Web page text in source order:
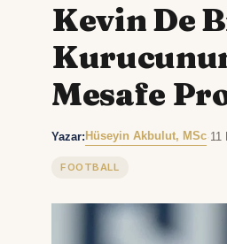
Kevin De
Mesafe
Yazar: Hüseyin Akbulut, MSc 11
FOOTBALL